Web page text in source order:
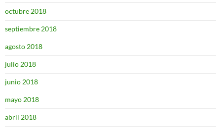
octubre 2018
septiembre 2018
agosto 2018
julio 2018
junio 2018
mayo 2018
abril 2018